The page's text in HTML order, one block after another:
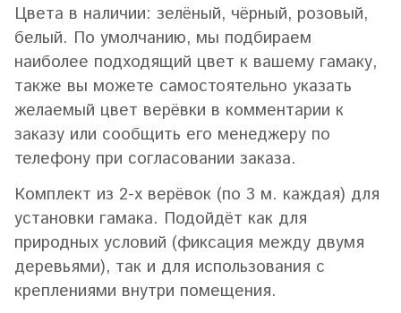
Цвета в наличии: зелёный, чёрный, розовый,
белый. По умолчанию, мы подбираем
наиболее подходящий цвет к вашему гамаку,
также вы можете самостоятельно указать
желаемый цвет верёвки в комментарии к
заказу или сообщить его менеджеру по
телефону при согласовании заказа.
Комплект из 2-х верёвок (по 3 м. каждая) для
установки гамака. Подойдёт как для
природных условий (фиксация между двумя
деревьями), так и для использования с
креплениями внутри помещения.